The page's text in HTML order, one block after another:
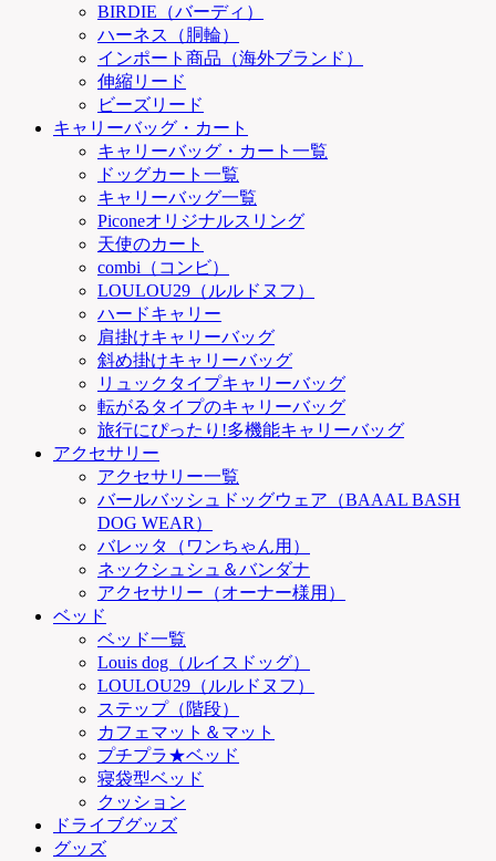
BIRDIE（バーディ）
ハーネス（胴輪）
インポート商品（海外ブランド）
伸縮リード
ビーズリード
キャリーバッグ・カート
キャリーバッグ・カート一覧
ドッグカート一覧
キャリーバッグ一覧
Piconeオリジナルスリング
天使のカート
combi（コンビ）
LOULOU29（ルルドヌフ）
ハードキャリー
肩掛けキャリーバッグ
斜め掛けキャリーバッグ
リュックタイプキャリーバッグ
転がるタイプのキャリーバッグ
旅行にぴったり!多機能キャリーバッグ
アクセサリー
アクセサリー一覧
バールバッシュドッグウェア（BAAAL BASH
DOG WEAR）
バレッタ（ワンちゃん用）
ネックシュシュ＆バンダナ
アクセサリー（オーナー様用）
ベッド
ベッド一覧
Louis dog（ルイスドッグ）
LOULOU29（ルルドヌフ）
ステップ（階段）
カフェマット＆マット
プチプラ★ベッド
寝袋型ベッド
クッション
ドライブグッズ
グッズ